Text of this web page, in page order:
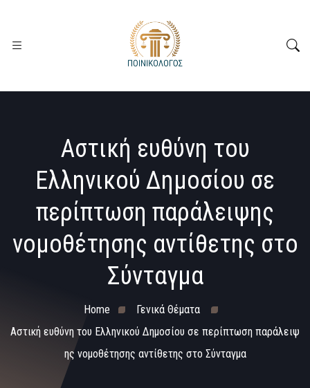
Αστική ευθύνη του
Ελληνικού Δημοσίου σε
περίπτωση παράλειψης
νομοθέτησης αντίθετης στο
Σύνταγμα
Home
Γενικά Θέματα
Αστική ευθύνη του Ελληνικού Δημοσίου σε περίπτωση παράλειψ
ης νομοθέτησης αντίθετης στο Σύνταγμα